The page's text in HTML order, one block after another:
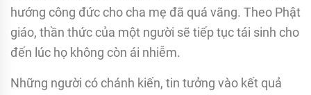
hướng công đức cho cha mẹ đã quá vãng. Theo Phật
giáo, thần thức của một người sẽ tiếp tục tái sinh cho
đến lúc họ không còn ái nhiễm.
Những người có chánh kiến, tin tưởng vào kết quả